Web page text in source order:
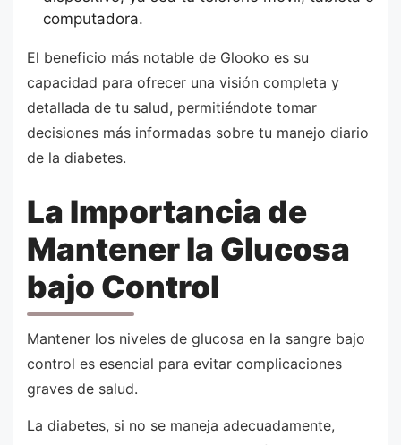
computadora.
El beneficio más notable de Glooko es su
capacidad para ofrecer una visión completa y
detallada de tu salud, permitiéndote tomar
decisiones más informadas sobre tu manejo diario
de la diabetes.
La Importancia de
Mantener la Glucosa
bajo Control
Mantener los niveles de glucosa en la sangre bajo
control es esencial para evitar complicaciones
graves de salud.
La diabetes, si no se maneja adecuadamente,